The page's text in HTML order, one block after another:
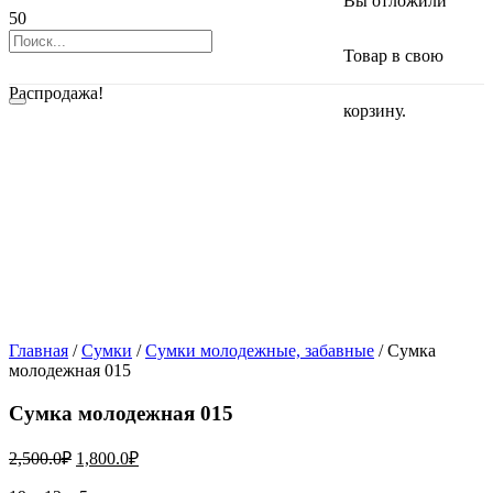
Товарв свою
корзину.
Распродажа!
Главная /Сумки /Сумки молодежные, забавные / Сумка
молодежная 015
Сумка молодежная 015
2,500.0₽ 1,800.0₽